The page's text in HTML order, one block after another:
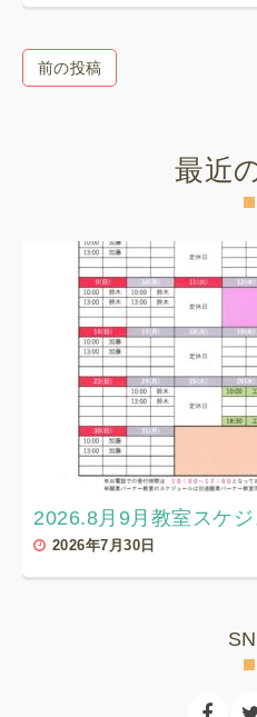
前の投稿
最近
2026.8月9月教室スケ
2026年7月30日